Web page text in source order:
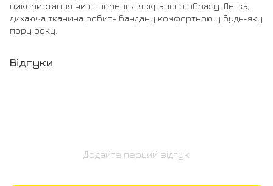
використання чи створення яскравого образу. Легка,
дихаюча тканина робить бандану комфортною у будь-яку
пору року.
Відгуки
Додайте перший відгук